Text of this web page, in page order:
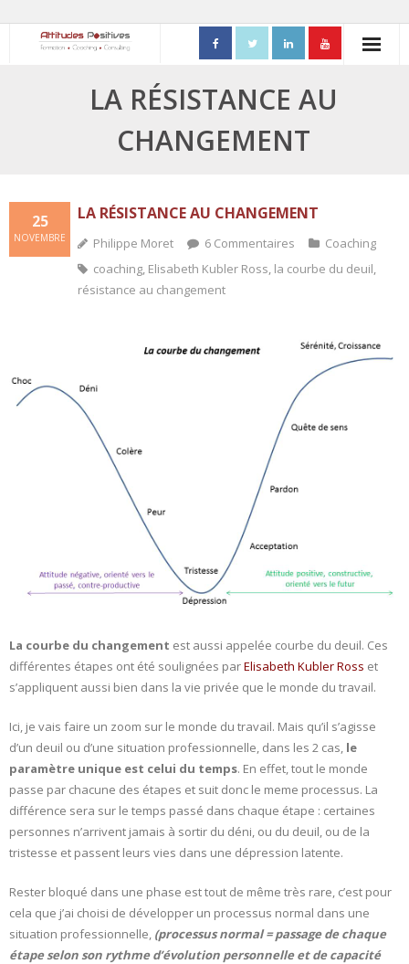
- Process Communication
- Adapter sa posture managériale
- Process Vente
- Quality Teams
- L'intelligence émotionnelle
COACHING et CONSULTING
CONTACT
LA RÉSISTANCE AU
CHANGEMENT
LA RÉSISTANCE AU CHANGEMENT
25
NOVEMBRE Philippe Moret 6 Commentaires
Coaching
coaching, Elisabeth Kubler Ross, la courbe du deuil,
résistance au changement
La courbe du changement est aussi appelée courbe du deuil. Ces
différentes étapes ont été soulignées parElisabeth Kubler Ross et
s’appliquent aussi bien dans la vie privée que le monde du travail.
Ici, je vais faire un zoom sur le monde du travail. Mais qu’il s’agisse
d’un deuil ou d’une situation professionnelle, dans les 2 cas, le
paramètre unique est celui du temps. En effet, tout le monde
passe par chacune des étapes et suit donc le meme processus. La
différence sera sur le temps passé dans chaque étape : certaines
personnes n’arrivent jamais à sortir du déni, ou du deuil, ou de la
tristesse et passent leurs vies dans une dépression latente.
Rester bloqué dans une phase est tout de même très rare, c’est pour
cela que j’ai choisi de développer un processus normal dans une
situation professionnelle, (processus normal = passage de chaque
étape selon son rythme d’évolution personnelle et de capacité